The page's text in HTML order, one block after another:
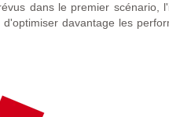
dans le premier scénario,
davantage les